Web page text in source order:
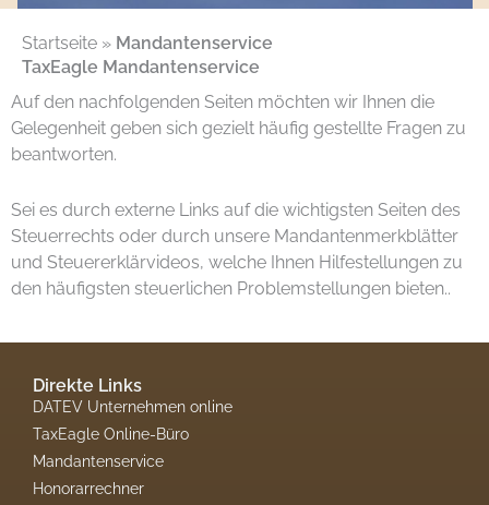
Startseite » Mandantenservice
TaxEagle Mandantenservice
Auf den nachfolgenden Seiten möchten wir Ihnen die
Gelegenheit geben sich gezielt häufig gestellte Fragen zu
beantworten.
Sei es durch externe Links auf die wichtigsten Seiten des
Steuerrechts oder durch unsere Mandantenmerkblätter
und Steuererklärvideos, welche Ihnen Hilfestellungen zu
den häufigsten steuerlichen Problemstellungen bieten..
Direkte Links
DATEV Unternehmen online
TaxEagle Online-Büro
Mandantenservice
Honorarrechner